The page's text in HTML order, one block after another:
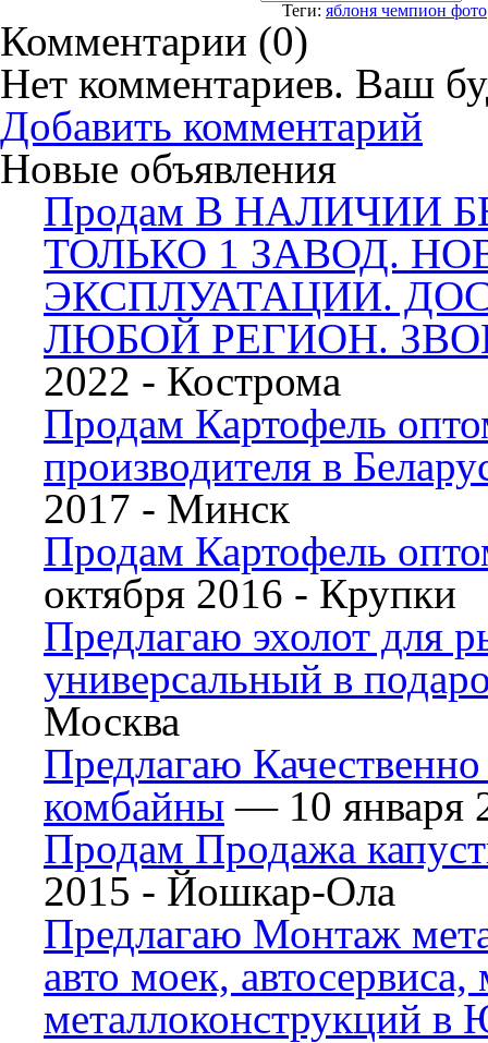
Теги: яблоня чемпион фото
Комментарии (0)
Нет комментариев. Ваш
Добавить комментарий
Новые объявления
Продам В НАЛИЧИИ
ТОЛЬКО 1 ЗАВОД.
ЭКСПЛУАТАЦИИ.
ЛЮБОЙ РЕГИОН.
2022 - Кострома
Продам Картофель
производителя в
2017 - Минск
Продам Картофель
октября 2016 - Крупки
Предлагаю эхолот для
универсальный в
Москва
Предлагаю Качественно
комбайны — 10 января
Продам Продажа
2015 - Йошкар-Ола
Предлагаю Монтаж
авто моек,
металлоконструкций